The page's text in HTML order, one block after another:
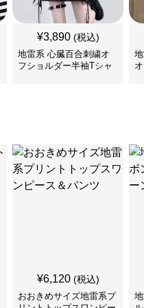
¥3,890 (税込)
地雷系 心臓百合刺繍オ
フショルダー半袖Tシャ
¥6,120 (税込)
おおきめサイズ地雷系プ